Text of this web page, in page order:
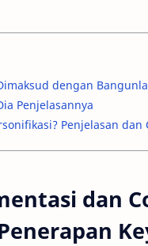
dengan
Penjelasannya
Penjelasan dan
dan